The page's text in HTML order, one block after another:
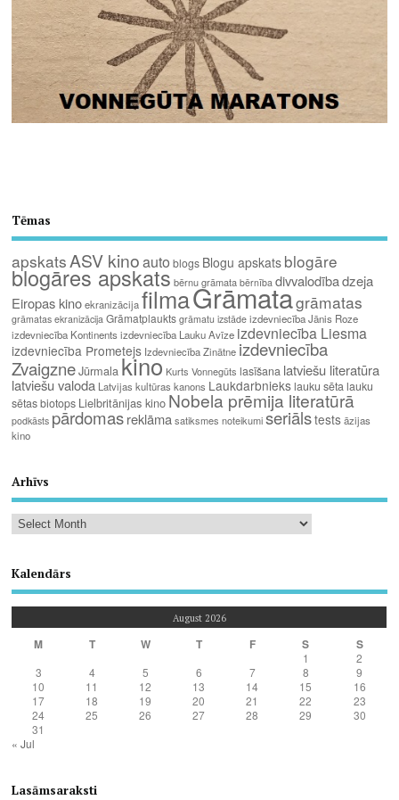
Tēmas
apskats ASV kinoauto blogs Blogu apskats blogāre
blogāres apskats bērnu grāmata bērnība divvalodībadzeja
Eiropas kino ekranizācija filmaGrāmatagrāmatas
grāmatas ekranizācija Grāmatplaukts grāmatu izstāde izdevniecība Jānis Roze
izdevniecība Kontinents izdevniecība Lauku Avīze izdevniecība Liesma
izdevniecība Prometejs Izdevniecība Zinātne izdevniecība
ZvaigzneJūrmala kino Kurts Vonnegūts lasīšana latviešu literatūra
latviešu valoda Latvijas kultūras kanons Laukdarbniekslauku sētalauku
sētas biotops Lielbritānijas kino Nobela prēmija literatūrā
podkāsts pārdomasreklāma satiksmes noteikumi seriālstests āzijas
kino
Arhīvs
Kalendārs
August 2026
M T W T F S S
1
2
3
4 5 6 7 8
9
10
11 12 13 14 15
16
17
18 19 20 21 22
23
24
25 26 27 28 29
30
31
« Jul
Lasāmsaraksti